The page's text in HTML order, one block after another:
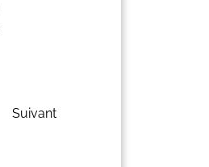
Suivant